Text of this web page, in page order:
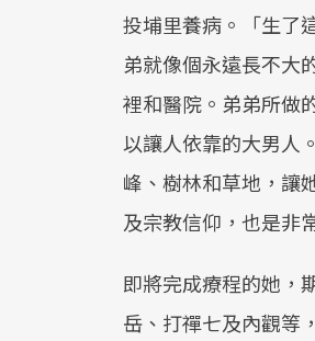
投埔里養病。「生了
弟就像個永遠長不大
裡和醫院。弟弟所做
以讓人依靠的大男人
峰、樹林和草地，讓
及宗教信仰，也是非
即將完成療程的她，
岳、打禪七及內觀等